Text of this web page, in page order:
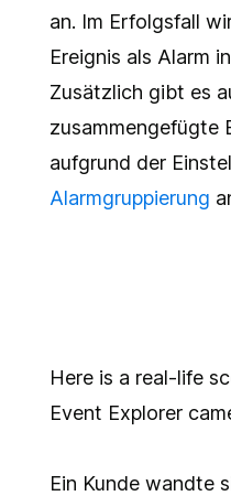
an. Im Erfolgsfall
Ereignis als Alarm
Zusätzlich gibt es
zusammengefügte
aufgrund der
Alarmgruppierung
Here is a real-life
Event Explorer
Ein Kunde wandte